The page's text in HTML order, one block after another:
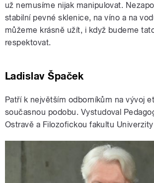
už nemusíme nijak manipulovat.
stabilní pevné sklenice, na víno a na
můžeme krásně užít, i když budeme
respektovat.
Ladislav Špaček
Patří k největším odborníkům na vývoj
současnou podobu. Vystudoval
Ostravě a Filozofickou fakultu